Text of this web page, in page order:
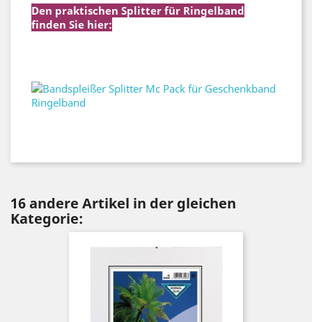
Den praktischen Splitter für Ringelband
finden Sie hier:
16 andere Artikel in der gleichen
Kategorie: